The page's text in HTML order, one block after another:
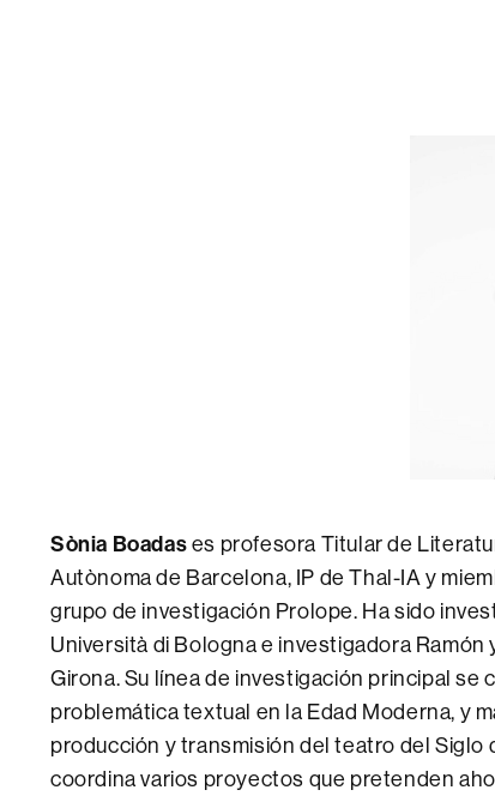
Sònia Boadases profesora Titular de
Autònoma de Barcelona, IP de Thal-IA y
grupo de investigación Prolope. Ha sido
Università di Bologna e investigadora Ramón
Girona. Su línea de investigación principal se
problemática textual en la Edad Moderna, y
producción y transmisión del teatro del Siglo
coordina varios proyectos que pretenden